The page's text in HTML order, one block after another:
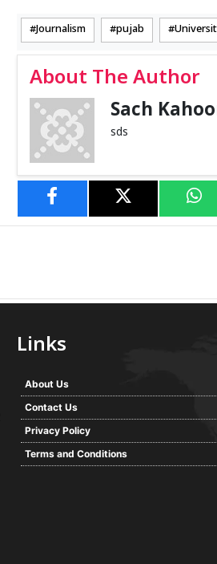
Journalism pujab
About The Author
Sach
sds
Links
About Us
Contact Us
Privacy Policy
Terms and Conditions